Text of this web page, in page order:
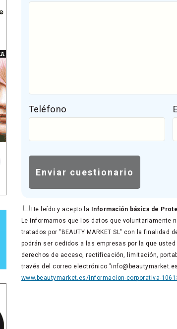
Teléfono
He leído y acepto la Información básica de
Le informamos que los datos que voluntariamente
tratados por "BEAUTY MARKET SL" con la
podrán ser cedidos a las empresas por la que
derechos de acceso, rectificación, limitación,
través del correo electrónico
www.beautymarket.es/informacion-corporativa-